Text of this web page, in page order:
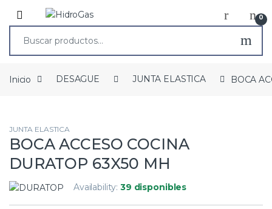
0
Inicio DESAGUE JUNTA ELASTICA BOCA
JUNTA ELASTICA
BOCA ACCESO COCINA
DURATOP 63X50 MH
Availability:39 disponibles